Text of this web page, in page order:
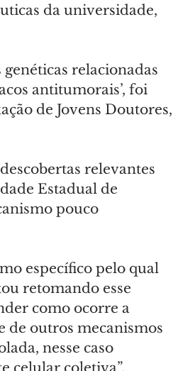
da universidade,
relacionadas
antitumorais’, foi
de Jovens Doutores,
relevantes
Estadual de
pouco
específico pelo qual
retomando esse
como ocorre a
de outros mecanismos
nesse caso